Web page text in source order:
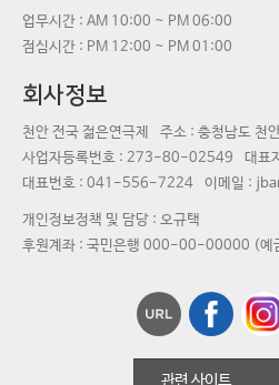
업무시간 : AM 10:00 ~ PM 06:00
점심시간 : PM 12:00 ~ PM 01:00
회사정보
천안 전국 젊은연극제
주소 : 충청남도 천
사업자등록번호 : 273-80-02549 대표
대표번호 : 041-556-7224 이메일 :
개인정보정책 및 담당 : 오규택
후원계좌 : 국민은행 000-00-00000 (예